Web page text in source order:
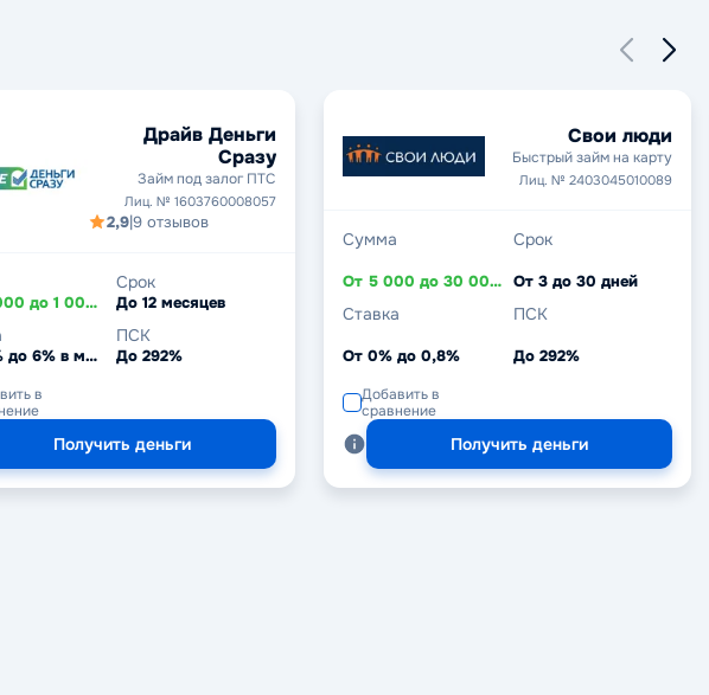
Драйв Деньги
Сразу
Займ под залог ПТС
Лиц. № 1603760008057
2,9|9 отзывов
От 75 000 до 1 000 000 ₽
Срок
До 12 месяцев
От 1,7% до 6% в месяц
ПСК
До 292%
в
Получить деньги
Свои люди
Быстрый займ на карту
Лиц. № 2403045010089
Сумма
От 5 000 до 30 000 ₽
Срок
От 3 до 30 дней
Ставка
От 0% до 0,8%
ПСК
До 292%
Добавить в
сравнение
Получить деньги